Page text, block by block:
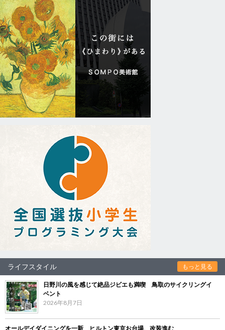
ライフスタイル もっと見る
日野川の風を感じて絶品ジビエも満喫 鳥取のサイクリングイ
ベント
2026年8月7日
オールデイダイニングを一新 ヒルトン東京お台場、改装進む